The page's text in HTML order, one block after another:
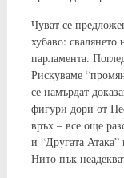
Чуват се
хубаво: свалянето
парламента.
Рискуваме
се намърдат
фигури дори от
връх – все още
и “Другата Атака”
Нито пък